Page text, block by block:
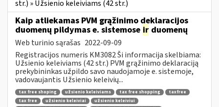
str.) » Užsienio keleiviams (42 str.)
Kaip atliekamas PVM grąžinimo deklaracijos
duomenų pildymas e. sistemose ir duomenų
Web turinio sąrašas 2022-09-09
Registracijos numeris KM3082 Ši informacija skelbiama:
Užsienio keleiviams (42 str.) PVM grąžinimo deklaraciją
prekybininkas užpildo savo naudojamoje e. sistemoje,
vadovaujantis Užsienio keleivių...
tax free shoping užsienio keleiviams tax free shopping
taxfree
tax free
užsienio keleiviai
užsienio keleiviui